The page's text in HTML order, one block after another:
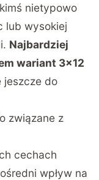
nietypowo
lub wysokiej
Najbardziej
wariant 3×12
jeszcze do
związane z
cechach
wpływ na